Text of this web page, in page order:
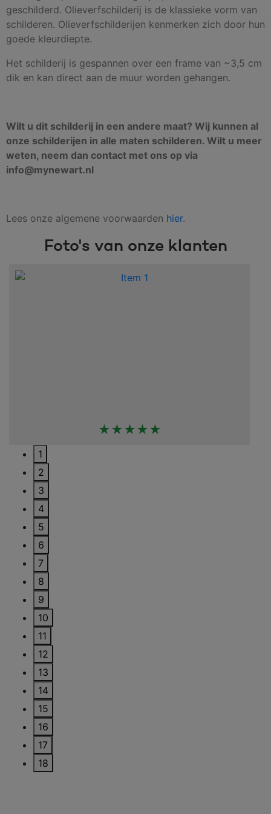
geschilderd. Olieverfschilderij is de klassieke vorm van
schilderen. Olieverfschilderijen kenmerken zich door hun
goede kleurdiepte.
Het schilderij is gespannen over een frame van ~3,5 cm
dik en kan direct aan de muur worden gehangen.
Wilt u dit schilderij in een andere maat? Wij kunnen al
onze schilderijen in alle maten schilderen. Wilt u meer
weten, neem dan contact met ons op via
info@mynewart.nl
Lees onze algemene voorwaarden hier.
Foto's van onze klanten
★★★★★
1
2
3
4
5
6
7
8
9
10
11
12
13
14
15
16
17
18